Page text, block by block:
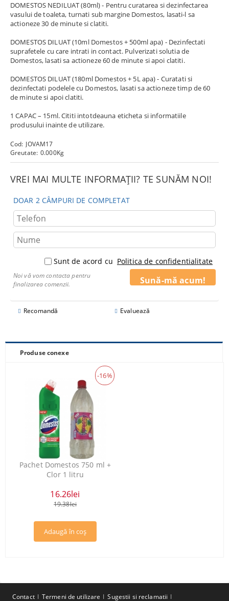
DOMESTOS NEDILUAT (80ml) - Pentru curatarea si dezinfectarea
vasului de toaleta, turnati sub margine Domestos, lasati-l sa
actioneze 30 de minute si clatiti.
DOMESTOS DILUAT (10ml Domestos + 500ml apa) - Dezinfectati
suprafetele cu care intrati in contact. Pulverizati solutia de
Domestos, lasati sa actioneze 60 de minute si apoi clatiti.
DOMESTOS DILUAT (180ml Domestos + 5L apa) - Curatati si
dezinfectati podelele cu Domestos, lasati sa actioneze timp de 60
de minute si apoi clatiti.
1 CAPAC – 15ml. Cititi intotdeauna eticheta si informatiile
produsului inainte de utilizare.
Cod: JOVAM17
Greutate: 0.000Kg
VREI MAI MULTE INFORMAȚII? TE SUNĂM NOI!
DOAR 2 CÂMPURI DE COMPLETAT
Sunt de acord cu Politica de confidentialitate
Noi vă vom contacta pentru
finalizarea comenzii.
Recomandă Evaluează
Produse conexe
Pachet Domestos 750 ml +
Clor 1 litru
-16%
16.26lei
19.38lei
Contact Termeni de utilizare Sugestii si reclamatii